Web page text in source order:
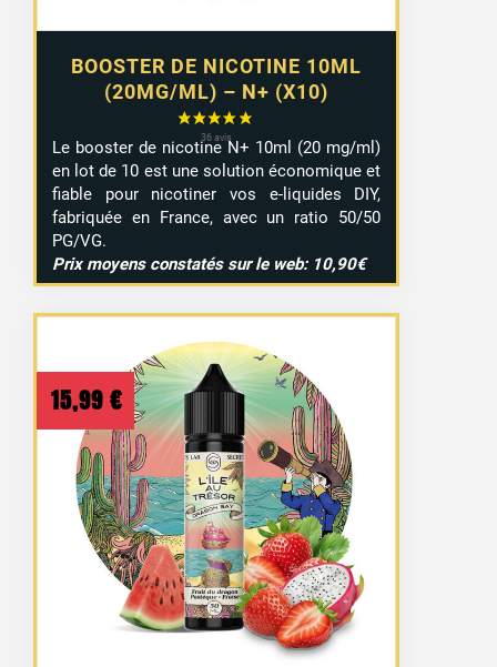
BOOSTER DE NICOTINE 10ML
(20MG/ML) – N+ (X10)
Le booster de nicotine N+ 10ml (20 mg/ml)
en lot de 10 est une solution économique et
fiable pour nicotiner vos e-liquides DIY,
fabriquée en France, avec un ratio 50/50
PG/VG.
Prix moyens constatés sur le web: 10,90€
15,99 €